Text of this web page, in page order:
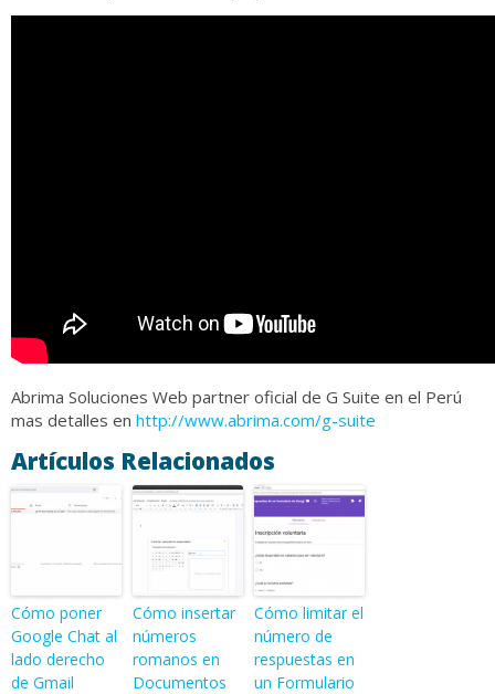
Abrima Soluciones Web partner oficial de G Suite en el Perú
mas detalles en http://www.abrima.com/g-suite
Artículos Relacionados
Cómo poner
Google Chat al
lado derecho
de Gmail
Cómo insertar
números
romanos en
Documentos
Cómo limitar el
número de
respuestas en
un Formulario